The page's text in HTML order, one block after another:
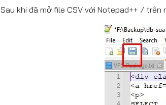
Sau khi đã mở file CSV với Notepad++ / trên